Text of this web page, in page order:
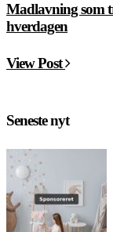
Madlavning som
hverdagen
View Post
Seneste nyt